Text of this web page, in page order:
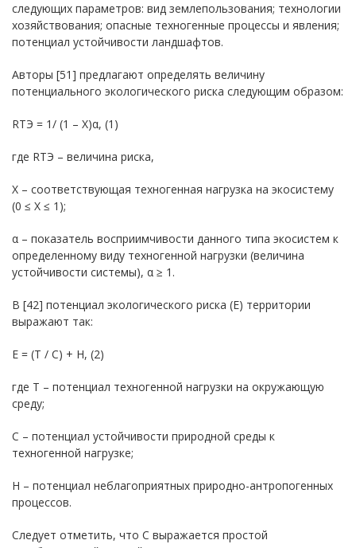
следующих параметров: вид землепользования; технологии
хозяйствования; опасные техногенные процессы и явления;
потенциал устойчивости ландшафтов.
Авторы [51] предлагают определять величину
потенциального экологического риска следующим образом:
RТЭ = 1/ (1 – X)α, (1)
где RТЭ – величина риска,
Х – соответствующая техногенная нагрузка на экосистему
(0 ≤ Х ≤ 1);
α – показатель восприимчивости данного типа экосистем к
определенному виду техногенной нагрузки (величина
устойчивости системы), α ≥ 1.
В [42] потенциал экологического риска (Е) территории
выражают так:
E = (T / C) + H, (2)
где Т – потенциал техногенной нагрузки на окружающую
среду;
С – потенциал устойчивости природной среды к
техногенной нагрузке;
Н – потенциал неблагоприятных природно-антропогенных
процессов.
Следует отметить, что С выражается простой